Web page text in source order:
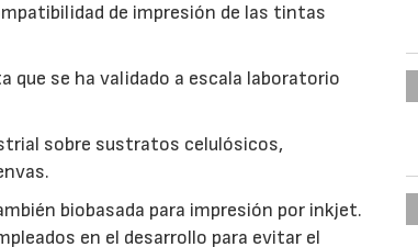
de impresión de las tintas
que se ha validado a escala laboratorio
sobre sustratos celulósicos,
biobasada para impresión por inkjet.
en el desarrollo para evitar el